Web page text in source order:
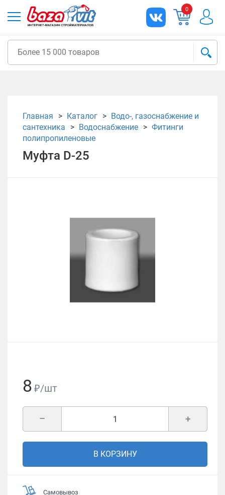
0
Главная Каталог
Водо-, газоснабжение и
сантехника
Водоснабжение
Фитинги
полипропиленовые
Муфта D-25
8 ₽/шт
+
–
В КОРЗИНУ
Самовывоз